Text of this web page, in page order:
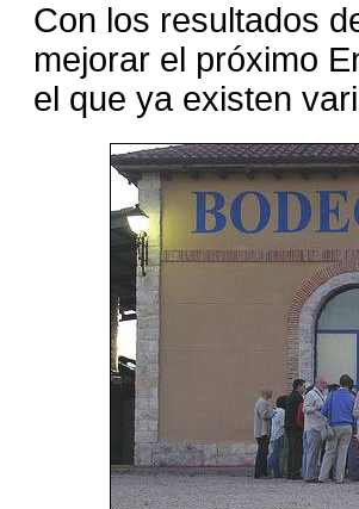
Con los resultados
mejorar el próximo
el que ya existen